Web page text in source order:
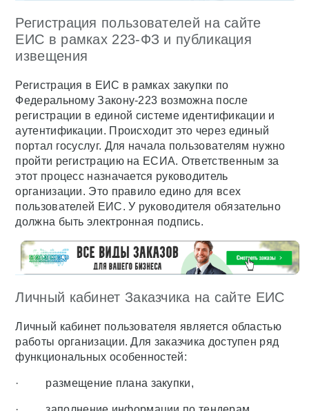
Регистрация пользователей на сайте
ЕИС в рамках 223-ФЗ и публикация
извещения
Регистрация в ЕИС в рамках закупки по
Федеральному Закону-223 возможна после
регистрации в единой системе идентификации и
аутентификации. Происходит это через единый
портал госуслуг. Для начала пользователям нужно
пройти регистрацию на ЕСИА. Ответственным за
этот процесс назначается руководитель
организации. Это правило едино для всех
пользователей ЕИС. У руководителя обязательно
должна быть электронная подпись.
Личный кабинет Заказчика на сайте ЕИС
Личный кабинет пользователя является областью
работы организации. Для заказчика доступен ряд
функциональных особенностей:
· размещение плана закупки,